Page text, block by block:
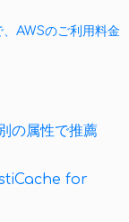
AWSのご利用料金
の属性で推薦
for